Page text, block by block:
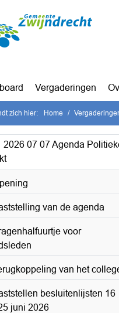
deze pagina
Vergaderingen
zich hier: Home
2026 07 07 Agenda
van de agenda
voor
van het
besluitenlijsten 16
juni 2026